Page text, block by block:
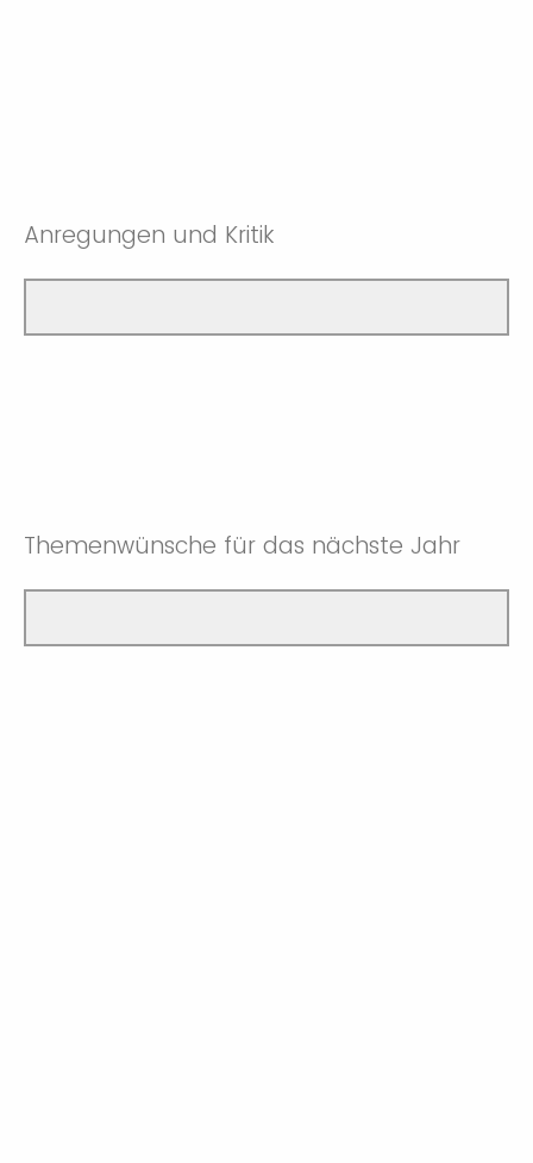
gut
Anregungen und Kritik
Themenwünsche für das nächste Jahr